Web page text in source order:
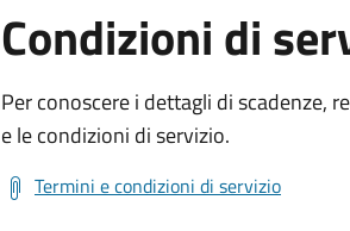
Condizioni di
Per conoscere i dettagli di scadenze,
e le condizioni di servizio.
Termini e condizioni di servizio